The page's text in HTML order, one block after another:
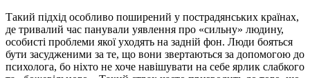
Такий підхід особливо поширений у пострадянських країнах,
де тривалий час панували уявлення про «сильну» людину,
особисті проблеми якої уходять на задній фон. Люди бояться
бути засудженими за те, що вони звертаються за допомогою до
психолога, бо ніхто не хоче навішувати на себе ярлик слабкого